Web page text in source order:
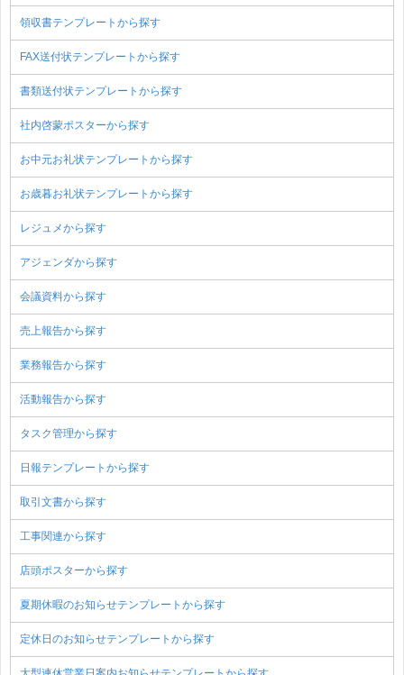
領収書テンプレートから探す
FAX送付状テンプレートから探す
書類送付状テンプレートから探す
社内啓蒙ポスターから探す
お中元お礼状テンプレートから探す
お歳暮お礼状テンプレートから探す
レジュメから探す
アジェンダから探す
会議資料から探す
売上報告から探す
業務報告から探す
活動報告から探す
タスク管理から探す
日報テンプレートから探す
取引文書から探す
工事関連から探す
店頭ポスターから探す
夏期休暇のお知らせテンプレートから探す
定休日のお知らせテンプレートから探す